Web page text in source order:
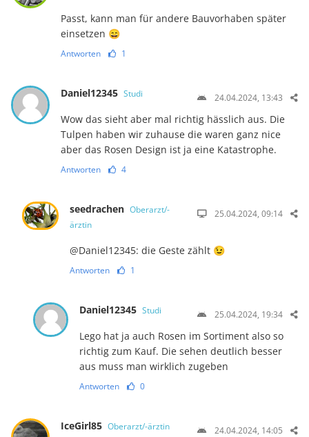
Passt, kann man für andere Bauvorhaben später
einsetzen 😄
Antworten 1
Daniel12345 Studi 24.04.2024, 13:43
Wow das sieht aber mal richtig hässlich aus. Die
Tulpen haben wir zuhause die waren ganz nice
aber das Rosen Design ist ja eine Katastrophe.
Antworten 4
seedrachen Oberarzt/-
ärztin
25.04.2024, 09:14
@Daniel12345: die Geste zählt 😉
Antworten 1
Daniel12345 Studi 25.04.2024, 19:34
Lego hat ja auch Rosen im Sortiment also so
richtig zum Kauf. Die sehen deutlich besser
aus muss man wirklich zugeben
Antworten 0
IceGirl85 Oberarzt/-ärztin 24.04.2024, 14:05